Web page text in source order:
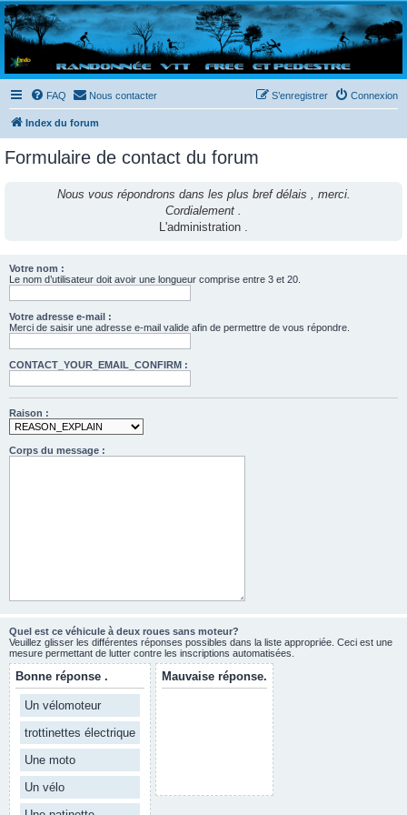
Randovttfree.fr
Bienvenue sur le site des randos vtt et pédestre de Bretagne . Bonne navigation sur le site
et bonnes randos dans l'Ouest !
FAQ Nous contacter Connexion
S’enregistrer
Index du forum
Formulaire de contact du forum
Nous vous répondrons dans les plus bref délais , merci.
Cordialement .
L'administration .
Votre nom :
Le nom d’utilisateur doit avoir une longueur comprise entre 3 et 20.
Votre adresse e-mail :
Merci de saisir une adresse e-mail valide afin de permettre de vous répondre.
CONTACT_YOUR_EMAIL_CONFIRM :
Raison :
Corps du message :
Quel est ce véhicule à deux roues sans moteur?
Veuillez glisser les différentes réponses possibles dans la liste appropriée. Ceci est une
mesure permettant de lutter contre les inscriptions automatisées.
Bonne réponse .
Un vélomoteur
trottinettes électrique
Une moto
Un vélo
Mauvaise réponse.